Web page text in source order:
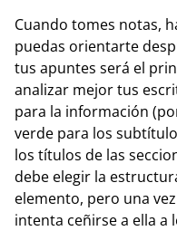
Cuando tomes notas,
puedas orientarte
tus apuntes será el
analizar mejor tus
para la información
verde para los
los títulos de las
debe elegir la
elemento, pero una
intenta ceñirse a ella a